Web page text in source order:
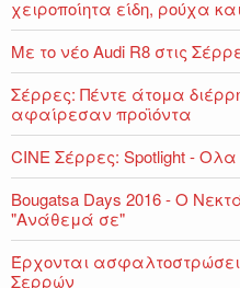
χειροποίητα είδη, ρούχα
Με το νέο Audi R8 στις
Σέρρες: Πέντε άτομα
αφαίρεσαν προϊόντα
CINE Σέρρες: Spotlight -
Bougatsa Days 2016 - Ο
"Ανάθεμά σε"
Έρχονται
Σερρών